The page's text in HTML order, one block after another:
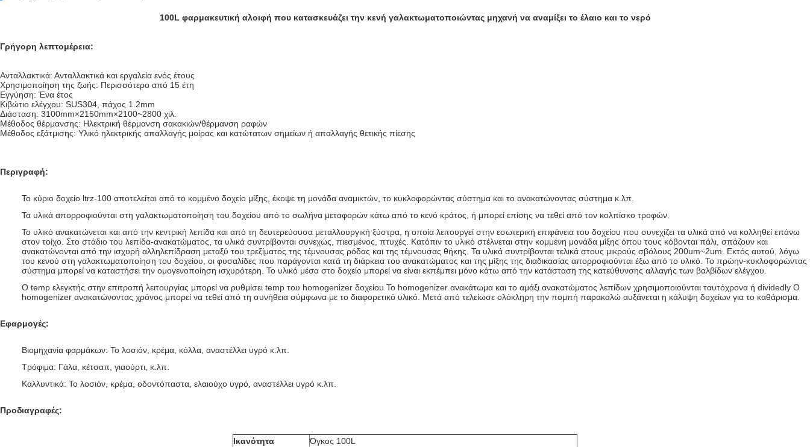
100L φαρμακευτική αλοιφή που κατασκευάζει την κενή γαλακτωματοποιώντας μηχανή να αναμίξει το έλαιο και το νερό
Γρήγορη λεπτομέρεια:
Ανταλλακτικά: Ανταλλακτικά και εργαλεία ενός έτους
Χρησιμοποίηση της ζωής: Περισσότερο από 15 έτη
Εγγύηση: Ένα έτος
Κιβώτιο ελέγχου: SUS304, πάχος 1.2mm
Διάσταση: 3100mm×2150mm×2100~2800 χιλ.
Μέθοδος θέρμανσης: Ηλεκτρική θέρμανση σακακιών/θέρμανση ραφών
Μέθοδος εξάτμισης: Υλικό ηλεκτρικής απαλλαγής μοίρας και κατώτατων σημείων ή απαλλαγής θετικής πίεσης
Περιγραφή:
Το κύριο δοχείο ltrz-100 αποτελείται από το κομμένο δοχείο μίξης, έκοψε τη μονάδα αναμικτών, το κυκλοφορώντας σύστημα και το ανακατώνοντας σύστημα κ.λπ.
Τα υλικά απορροφιούνται στη γαλακτωματοποίηση του δοχείου από το σωλήνα μεταφορών κάτω από το κενό κράτος, ή μπορεί επίσης να τεθεί από τον κολπίσκο τροφών.
Το υλικό ανακατώνεται και από την κεντρική λεπίδα και από τη δευτερεύουσα μεταλλουργική ξύστρα, η οποία λειτουργεί στην εσωτερική επιφάνεια του δοχείου που συνεχίζει τα υλικά από να κολληθεί επάνω
στον τοίχο. Στο στάδιο του λεπίδα-ανακατώματος, τα υλικά συντρίβονται συνεχώς, πιεσμένος, πτυχές. Κατόπιν το υλικό στέλνεται στην κομμένη μονάδα μίξης όπου τους κόβονται πάλι, σπάζουν και
ανακατώνονται από την ισχυρή αλληλεπίδραση μεταξύ του τρεξίματος της τέμνουσας ρόδας και της τέμνουσας θήκης. Τα υλικά συντρίβονται τελικά στους μικρούς σβόλους 200um~2um. Εκτός αυτού, λόγω
του κενού στη γαλακτωματοποίηση του δοχείου, οι φυσαλίδες που παράγονται κατά τη διάρκεια του ανακατώματος και της μίξης της διαδικασίας απορροφιούνται έξω από το υλικό. Το πρώην-κυκλοφορώντας
σύστημα μπορεί να καταστήσει την ομογενοποίηση ισχυρότερη. Το υλικό μέσα στο δοχείο μπορεί να είναι εκπέμπει μόνο κάτω από την κατάσταση της κατεύθυνσης αλλαγής των βαλβίδων ελέγχου.
Ο temp ελεγκτής στην επιτροπή λειτουργίας μπορεί να ρυθμίσει temp του homogenizer δοχείου Το homogenizer ανακάτωμα και το αμάξι ανακατώματος λεπίδων χρησιμοποιούνται ταυτόχρονα ή dividedly Ο
homogenizer ανακατώνοντας χρόνος μπορεί να τεθεί από τη συνήθεια σύμφωνα με το διαφορετικό υλικό. Μετά από τελείωσε ολόκληρη την πομπή παρακαλώ αυξάνεται η κάλυψη δοχείων για το καθάρισμα.
Εφαρμογές:
Βιομηχανία φαρμάκων: Το λοσιόν, κρέμα, κόλλα, αναστέλλει υγρό κ.λπ.
Τρόφιμα: Γάλα, κέτσαπ, γιαούρτι, κ.λπ.
Καλλυντικά: Το λοσιόν, κρέμα, οδοντόπαστα, ελαιούχο υγρό, αναστέλλει υγρό κ.λπ.
Προδιαγραφές:
Ικανότητα Όγκος 100L